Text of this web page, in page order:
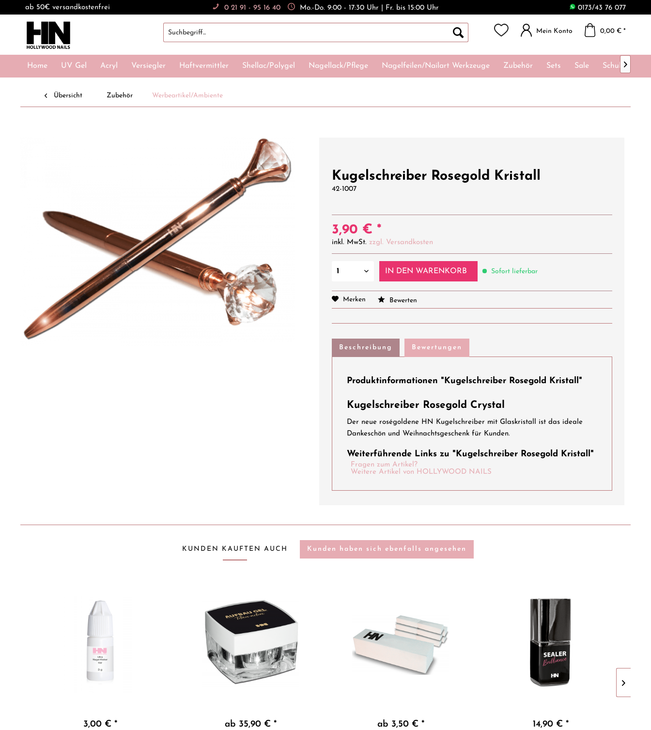
ab 50€ versandkostenfrei 0 21 91 - 95 16 40 Mo.-Do. 9:00 - 17:30 Uhr | Fr. bis 15:00 Uhr 0173/43 76 077
Mein Konto 0,00 € *
Home UV Gel Acryl Versiegler Haftvermittler Shellac/Polygel Nagellack/Pflege Nagelfeilen/Nailart Werkzeuge Zubehör Sets Sale Schulungen

Übersicht Zubehör Werbeartikel/Ambiente
Kugelschreiber Rosegold Kristall
42-1007
3,90 € *
inkl. MwSt. zzgl. Versandkosten
IN DEN WARENKORB Sofort lieferbar
Merken Bewerten
Beschreibung Bewertungen
Produktinformationen "Kugelschreiber Rosegold Kristall"
Kugelschreiber Rosegold Crystal
Der neue roségoldene HN Kugelschreiber mit Glaskristall ist das ideale
Dankeschön und Weihnachtsgeschenk für Kunden.
Weiterführende Links zu "Kugelschreiber Rosegold Kristall"
Fragen zum Artikel?
Weitere Artikel von HOLLYWOOD NAILS
KUNDEN KAUFTEN AUCH Kunden haben sich ebenfalls angesehen
3,00 € * ab 35,90 € * ab 3,50 € * 14,90 € *